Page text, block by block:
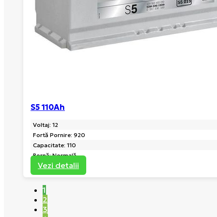
S5 110Ah
Voltaj: 12
Fortă Pornire: 920
Capacitate: 110
Bornă: Normală
Vezi detalii
1
2
3